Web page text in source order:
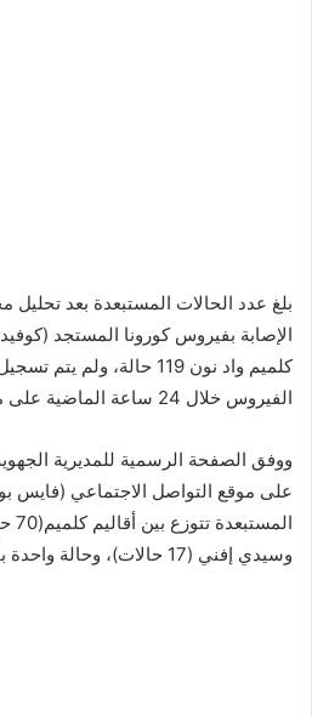
بلغ عدد الحالات المستبعدة بعد
كلميم واد نون 119 حالة، ولم
الفيروس خلال 24 ساعة الماضية على مستوى هذه الجهة.
ووفق الصفحة الرسمية للمديرية
على موقع التواصل الاجتماعي (فايس
وسيدي إفني (17 حالات)، وحالة واحدة بأسا الزاك .